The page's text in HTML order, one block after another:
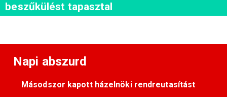
beszűkülést tapasztal
Napi abszurd
Másodszor kapott házelnöki rendreutasítást